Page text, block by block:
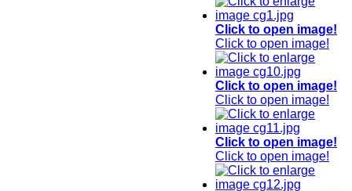
Click to open image!
Click to open image!
Click to open image!
Click to open image!
Click to open image!
Click to open image!